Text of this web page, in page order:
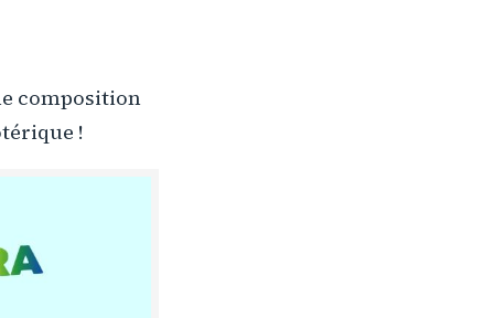
composition
!